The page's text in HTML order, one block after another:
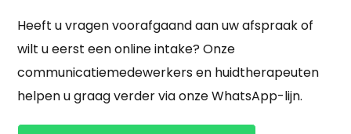
Heeft u vragen voorafgaand aan uw afspraak of
wilt u eerst een online intake? Onze
communicatiemedewerkers en huidtherapeuten
helpen u graag verder via onze WhatsApp-lijn.